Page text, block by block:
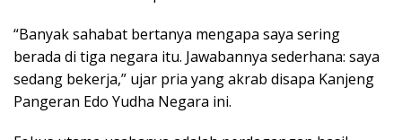
“Banyak sahabat bertanya mengapa saya sering
berada di tiga negara itu. Jawabannya sederhana: saya
sedang bekerja,” ujar pria yang akrab disapa Kanjeng
Pangeran Edo Yudha Negara ini.